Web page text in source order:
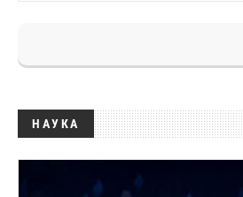
НАУКА